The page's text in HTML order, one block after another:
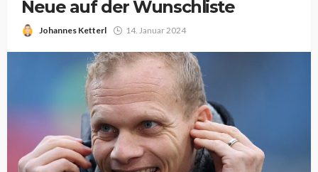
Neue auf der Wunschliste
Johannes Ketterl 14. Januar 2024